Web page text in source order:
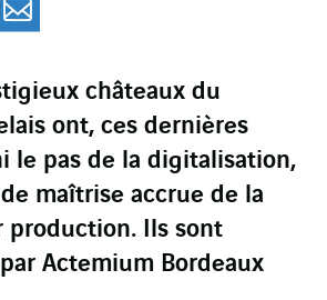
châteaux du
ont, ces dernières
le pas de la digitalisation,
maîtrise accrue de la
production. Ils sont
Actemium Bordeaux